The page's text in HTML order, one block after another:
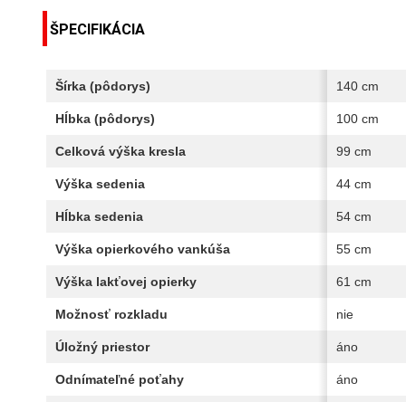
ŠPECIFIKÁCIA
Šírka (pôdorys) 140 cm
Hĺbka (pôdorys) 100 cm
Celková výška kresla 99 cm
Výška sedenia 44 cm
Hĺbka sedenia 54 cm
Výška opierkového vankúša 55 cm
Výška lakťovej opierky 61 cm
Možnosť rozkladu nie
Úložný priestor áno
Odnímateľné poťahy áno